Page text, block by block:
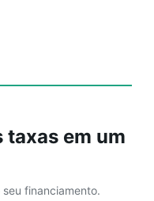
taxas em um
financiamento.